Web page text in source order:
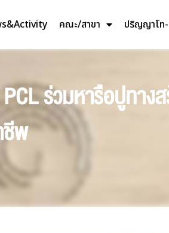
คณะ/สาขา ปริญญาโท-
ร่วมหารือปูท
ชีพ